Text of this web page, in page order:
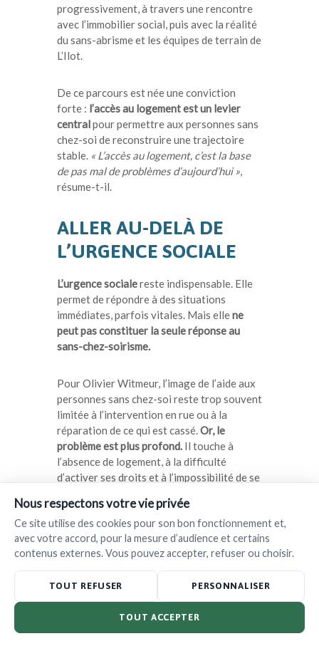
progressivement, à travers une rencontre
avec l’immobilier social, puis avec la réalité
du sans-abrisme et les équipes de terrain de
L’Ilot.
De ce parcours est née une conviction
forte : l’accès au logement est un levier
centralpour permettre aux personnes sans
chez-soi de reconstruire une trajectoire
stable. « L’accès au logement, c’est la base
de pas mal de problèmes d’aujourd’hui »,
résume-t-il.
ALLER AU-DELÀ DE
L’URGENCE SOCIALE
L’urgence socialereste indispensable. Elle
permet de répondre à des situations
immédiates, parfois vitales. Mais ellene
peut pas constituer la seule réponse au
sans-chez-soirisme.
Pour Olivier Witmeur, l’image de l’aide aux
personnes sans chez-soi reste trop souvent
limitée à l’intervention en rue ou à la
réparation de ce qui est cassé.Or, le
problème est plus profond. Il touche à
l’absence de logement, à la difficulté
d’activer ses droits et à l’impossibilité de se
C’est là que l’approche de L’Ilot prend tout
son sens. Car selon lui, l’association ne se
limite pas à gérer les conséquences visibles
du sans-abrisme. Elle cherche à agir sur ses
causes structurelles, en plaçant le logement
Nous respectons votre vie privée
Ce site utilise des cookies pour son bon fonctionnement et,
avec votre accord, pour la mesure d’audience et certains
contenus externes. Vous pouvez accepter, refuser ou choisir.
TOUT REFUSER PERSONNALISER
TOUT ACCEPTER